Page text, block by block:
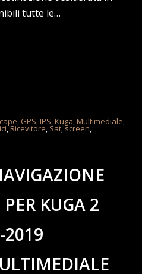
tutte le…
, GPS,IPS,Kuga,Multimediale,
,Ricevitore, Sat,screen,
KUGA 2
2019